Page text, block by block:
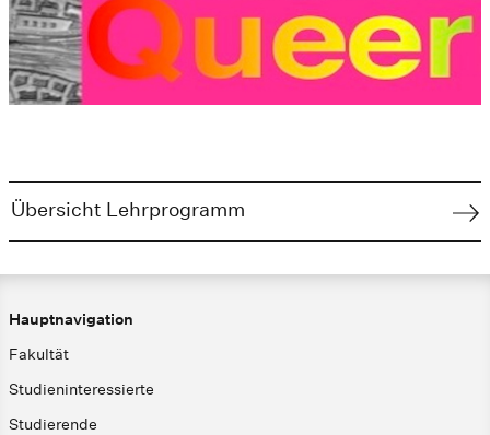
Übersicht Lehrprogramm
Hauptnavigation
Fakultät
Studieninteressierte
Studierende